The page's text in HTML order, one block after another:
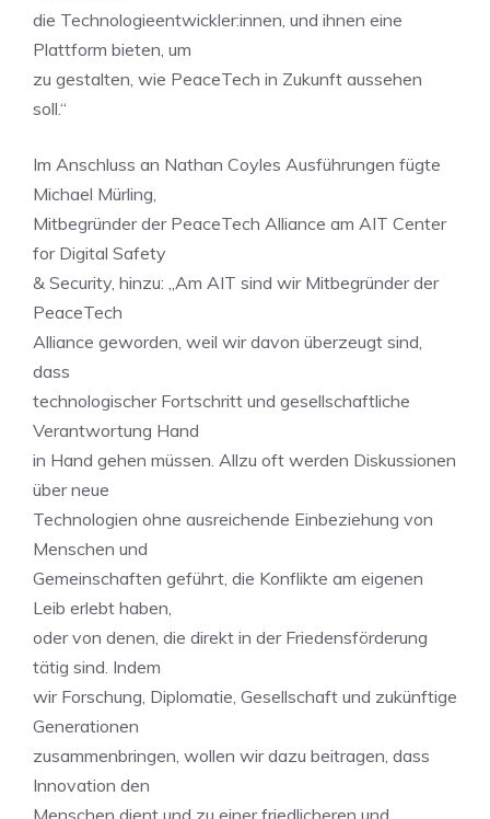
die Technologieentwickler:innen, und ihnen eine
Plattform bieten, um
zu gestalten, wie PeaceTech in Zukunft aussehen
soll.“
Im Anschluss an Nathan Coyles Ausführungen fügte
Michael Mürling,
Mitbegründer der PeaceTech Alliance am AIT Center
for Digital Safety
& Security, hinzu: „Am AIT sind wir Mitbegründer der
PeaceTech
Alliance geworden, weil wir davon überzeugt sind,
dass
technologischer Fortschritt und gesellschaftliche
Verantwortung Hand
in Hand gehen müssen. Allzu oft werden Diskussionen
über neue
Technologien ohne ausreichende Einbeziehung von
Menschen und
Gemeinschaften geführt, die Konflikte am eigenen
Leib erlebt haben,
oder von denen, die direkt in der Friedensförderung
tätig sind. Indem
wir Forschung, Diplomatie, Gesellschaft und zukünftige
Generationen
zusammenbringen, wollen wir dazu beitragen, dass
Innovation den
Menschen dient und zu einer friedlicheren und